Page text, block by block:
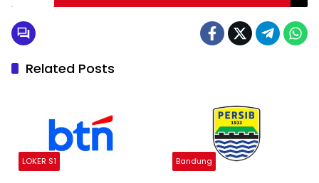
Related Posts
LOKER S1 Bandung